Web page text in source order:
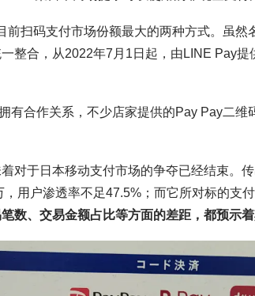
前扫码支付市场份额最大的两种方式。虽
整合，从2022年7月1日起，由LINE Pay
有合作关系，不少店家提供的Pay Pay二
对于日本移动支付市场的争夺已经结束。
用户渗透率不足47.5%；而它所对标的支
数、交易金额占比等方面的差距，都预示着